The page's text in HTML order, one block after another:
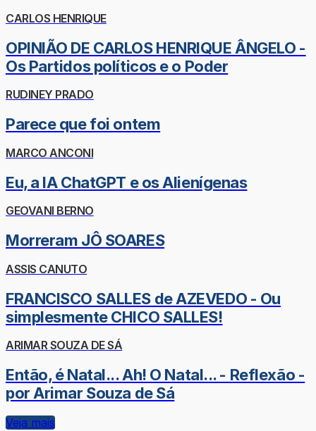
CARLOS HENRIQUE
OPINIÃO DE CARLOS HENRIQUE ÂNGELO -
Os Partidos políticos e o Poder
RUDINEY PRADO
Parece que foi ontem
MARCO ANCONI
Eu, a IA ChatGPT e os Alienígenas
GEOVANI BERNO
Morreram JÔ SOARES
ASSIS CANUTO
FRANCISCO SALLES de AZEVEDO - Ou
simplesmente CHICO SALLES!
ARIMAR SOUZA DE SÁ
Então, é Natal... Ah! O Natal... - Reflexão -
por Arimar Souza de Sá
Veja mais